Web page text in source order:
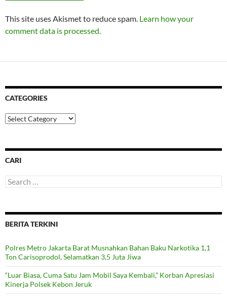
This site uses Akismet to reduce spam. Learn how your
comment data is processed.
CATEGORIES
Categories
CARI
Search
for:
BERITA TERKINI
Polres Metro Jakarta Barat Musnahkan Bahan Baku Narkotika 1,1
Ton Carisoprodol, Selamatkan 3,5 Juta Jiwa
“Luar Biasa, Cuma Satu Jam Mobil Saya Kembali,” Korban Apresiasi
Kinerja Polsek Kebon Jeruk